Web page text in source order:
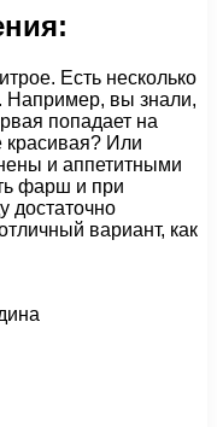
Есть несколько
Например, вы знали,
попадает на
красивая? Или
и аппетитными
фарш и при
достаточно
вариант, как